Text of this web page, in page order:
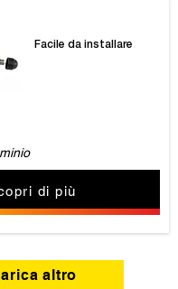
Facile da installare
di più
altro